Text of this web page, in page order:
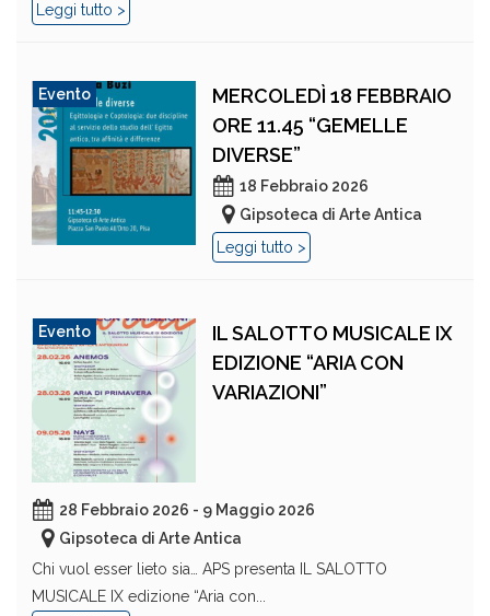
Leggi tutto >
Evento
MERCOLEDÌ 18 FEBBRAIO
ORE 11.45 “GEMELLE
DIVERSE”
18 Febbraio 2026
Gipsoteca di Arte Antica
Leggi tutto >
Evento
IL SALOTTO MUSICALE IX
EDIZIONE “ARIA CON
VARIAZIONI”
28 Febbraio 2026 - 9 Maggio 2026
Gipsoteca di Arte Antica
Chi vuol esser lieto sia… APS presenta IL SALOTTO
MUSICALE IX edizione “Aria con...